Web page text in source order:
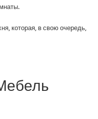
которая, в свою очередь,